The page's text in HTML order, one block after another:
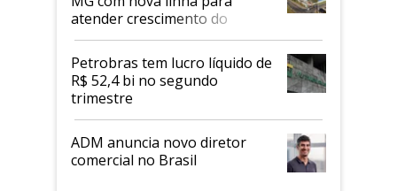
atender crescimento do
mercado de alimentos
proteicos
Petrobras tem lucro líquido de
R$ 52,4 bi no segundo
trimestre
ADM anuncia novo diretor
comercial no Brasil